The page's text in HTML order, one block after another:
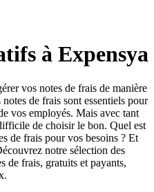
à Expensya
vos notes de frais de manière
de frais sont essentiels pour
vos employés. Mais avec tant
de choisir le bon. Quel est
de frais pour vos besoins ? Et
notre sélection des
de frais, gratuits et payants,